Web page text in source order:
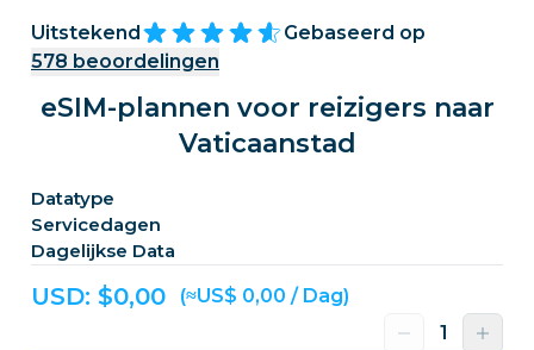
Uitstekend
Gebaseerd op
578 beoordelingen
eSIM-plannen voor reizigers naar
Vaticaanstad
Datatype
Servicedagen
Dagelijkse Data
USD: $0,00 (≈US$ 0,00 / Dag)